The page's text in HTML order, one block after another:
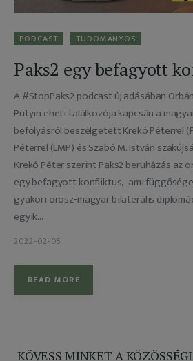
PODCAST TUDOMÁNYOS
Paks2 egy befagyott
A #StopPaks2 podcast új adásában
Putyin eheti találkozója kapcsán a
befolyásról beszélgetett Krekó Péterrel
Péterrel (LMP) és Szabó M. István
Krekó Péter szerint Paks2 beruházás az
egy befagyott konfliktus, ami
gyakori orosz-magyar bilaterális
egyik…
2022-02-05
READ MORE
KÖVESS MINKET A